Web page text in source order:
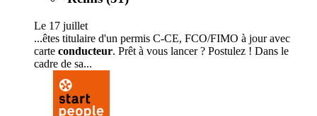
Le 17 juillet
...êtes titulaire d'un permis C-CE, FCO/FIMO à jour avec
carte conducteur. Prêt à vous lancer ? Postulez ! Dans le
cadre de sa...